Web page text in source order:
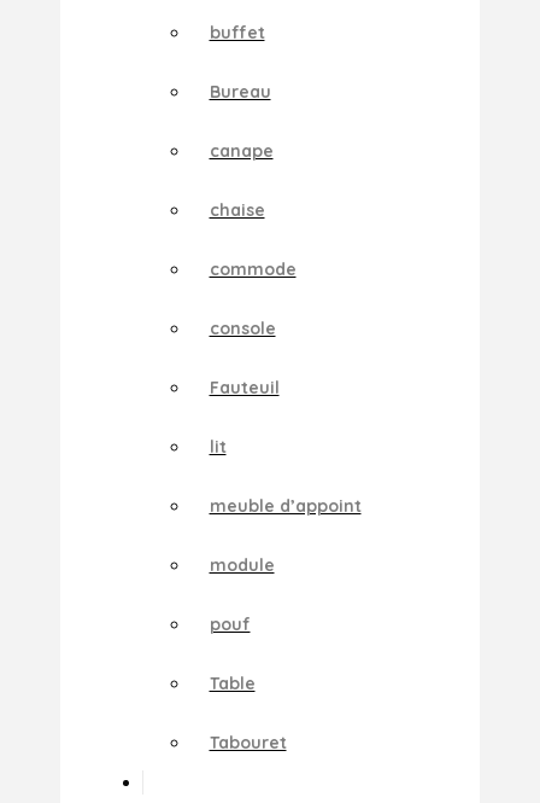
buffet
Bureau
canape
chaise
commode
console
Fauteuil
lit
meuble d’appoint
module
pouf
Table
Tabouret